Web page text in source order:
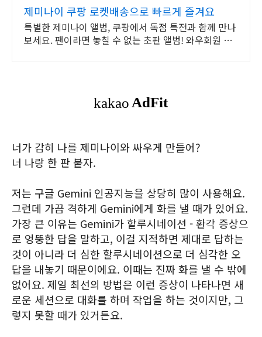
제미나이 쿠팡 로켓배송으로 빠르게 즐겨요
특별한 제미나이 앨범, 쿠팡에서 독점 특전과 함께 만나
보세요. 팬이라면 놓칠 수 없는 초판 앨범! 와우회원 무
너가 감히 나를 제미나이와 싸우게 만들어?
너 나랑 한 판 붙자.
저는 구글 Gemini 인공지능을 상당히 많이 사용해요.
그런데 가끔 격하게 Gemini에게 화를 낼 때가 있어요.
가장 큰 이유는 Gemini가 할루시네이션 - 환각 증상으
로 엉뚱한 답을 말하고, 이걸 지적하면 제대로 답하는
것이 아니라 더 심한 할루시네이션으로 더 심각한 오
답을 내놓기 때문이에요. 이때는 진짜 화를 낼 수 밖에
없어요. 제일 최선의 방법은 이런 증상이 나타나면 새
로운 세션으로 대화를 하며 작업을 하는 것이지만, 그
렇지 못할 때가 있거든요.